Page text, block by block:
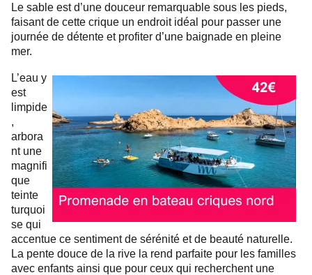
Le sable est d’une douceur remarquable sous les pieds,
faisant de cette crique un endroit idéal pour passer une
journée de détente et profiter d’une baignade en pleine
mer.
L’eau y
est
limpide
arbora
nt une
magnifi
que
teinte
turquoi
se qui
accentue ce sentiment de sérénité et de beauté naturelle.
La pente douce de la rive la rend parfaite pour les familles
avec enfants ainsi que pour ceux qui recherchent une